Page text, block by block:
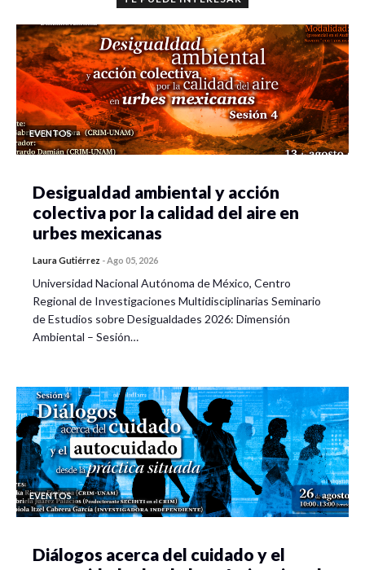
EVENTOS
Desigualdad ambiental y acción
colectiva por la calidad del aire en
urbes mexicanas
Laura Gutiérrez -Ago 05, 2026
Universidad Nacional Autónoma de México, Centro
Regional de Investigaciones Multidisciplinarias Seminario
de Estudios sobre Desigualdades 2026: Dimensión
Ambiental – Sesión…
EVENTOS
Diálogos acerca del cuidado y el